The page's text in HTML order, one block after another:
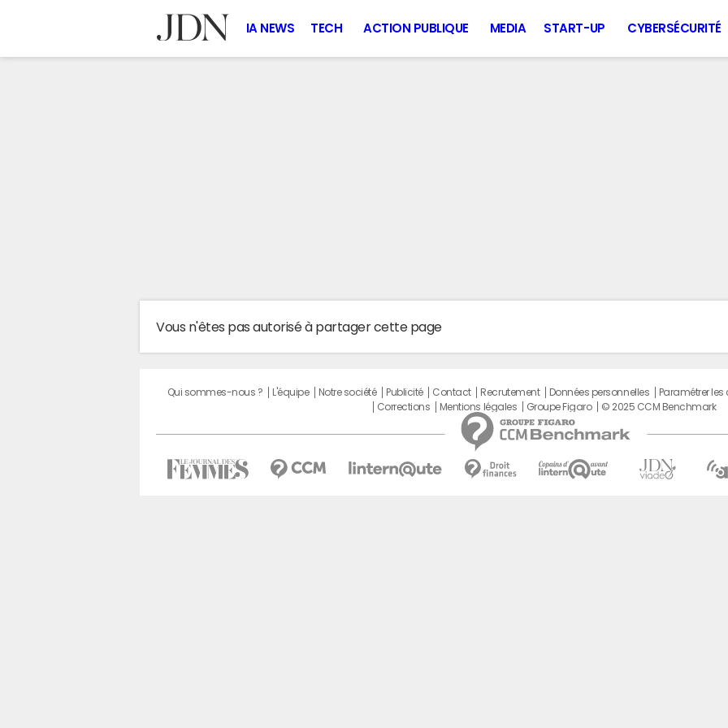
IA NEWS TECH ACTION PUBLIQUE MEDIA START-UP CYBERSÉCURITÉ
Vous n'êtes pas autorisé à partager cette page
Qui sommes-nous ? L'équipe Notre société Publicité Contact Recrutement Données personnelles Paramétrer les
Corrections
Mentions légales Groupe Figaro © 2025 CCM Benchmark